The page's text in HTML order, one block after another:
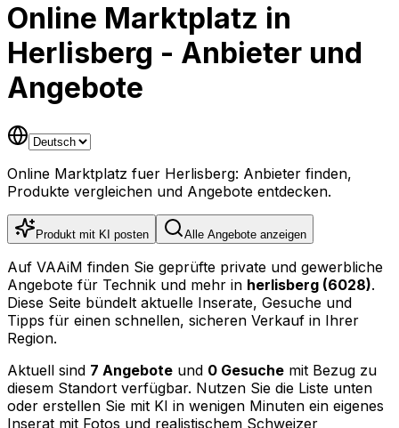
Online Marktplatz in
Herlisberg - Anbieter und
Angebote
Online Marktplatz fuer Herlisberg: Anbieter finden,
Produkte vergleichen und Angebote entdecken.
Produkt mit KI posten Alle Angebote anzeigen
Auf VAAiM finden Sie geprüfte private und gewerbliche
Angebote für Technik und mehr in herlisberg (6028).
Diese Seite bündelt aktuelle Inserate, Gesuche und
Tipps für einen schnellen, sicheren Verkauf in Ihrer
Region.
Aktuell sind 7 Angebote und 0 Gesuche mit Bezug zu
diesem Standort verfügbar. Nutzen Sie die Liste unten
oder erstellen Sie mit KI in wenigen Minuten ein eigenes
Inserat mit Fotos und realistischem Schweizer